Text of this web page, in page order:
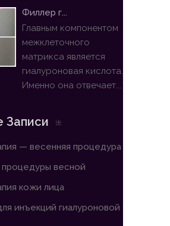
Филлер г...
Главным компонентом
межклеточного
матрикса является
гиалуроновая кислота.
Именно она отвечает...
Записи
— весенняя процедура
весной
кожи лица
инъекций гиалуроновой